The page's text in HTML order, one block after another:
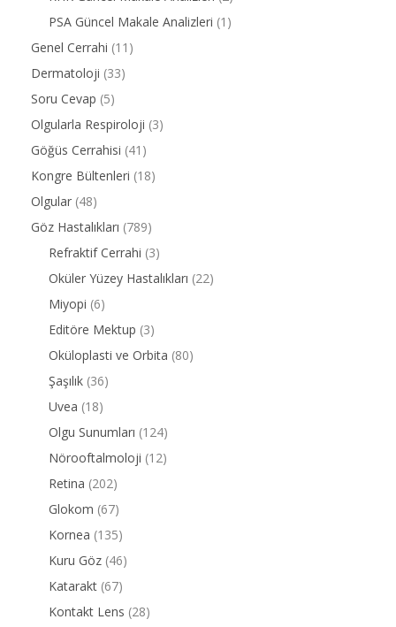
PSA Güncel Makale Analizleri (1)
Genel Cerrahi (11)
Dermatoloji (33)
Soru Cevap (5)
Olgularla Respiroloji (3)
Göğüs Cerrahisi (41)
Kongre Bültenleri (18)
Olgular (48)
Göz Hastalıkları (789)
Refraktif Cerrahi (3)
Oküler Yüzey Hastalıkları (22)
Miyopi (6)
Editöre Mektup (3)
Oküloplasti ve Orbita (80)
Şaşılık (36)
Uvea (18)
Olgu Sunumları (124)
Nörooftalmoloji (12)
Retina (202)
Glokom (67)
Kornea (135)
Kuru Göz (46)
Katarakt (67)
Kontakt Lens (28)